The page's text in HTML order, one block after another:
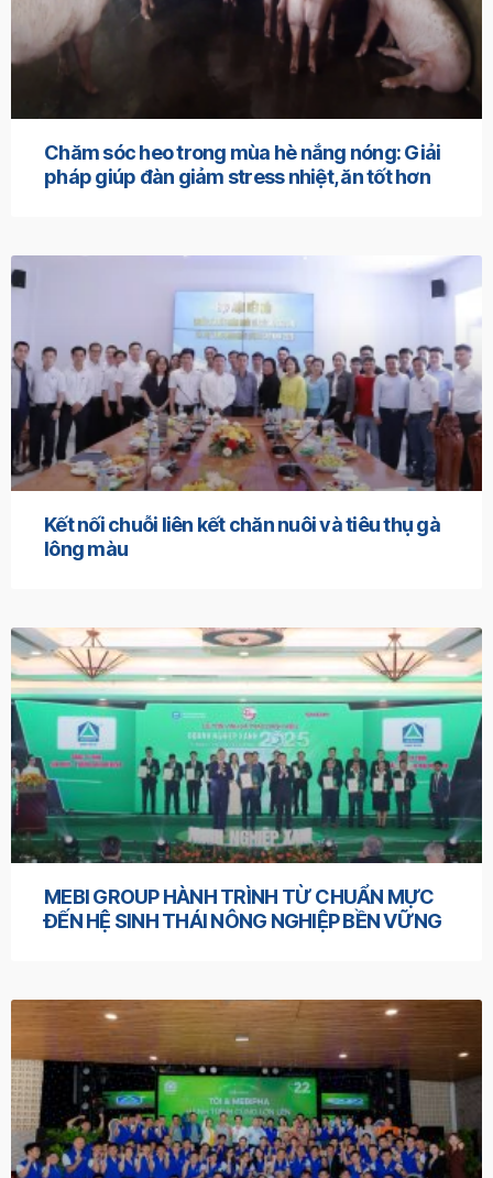
Chăm sóc heo trong mùa hè nắng nóng: Giải
pháp giúp đàn giảm stress nhiệt, ăn tốt hơn
Kết nối chuỗi liên kết chăn nuôi và tiêu thụ gà
lông màu
MEBI GROUP HÀNH TRÌNH TỪ CHUẨN MỰC
ĐẾN HỆ SINH THÁI NÔNG NGHIỆP BỀN VỮNG